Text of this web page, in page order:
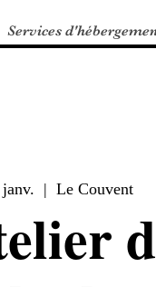
Services
  |
Le Couvent